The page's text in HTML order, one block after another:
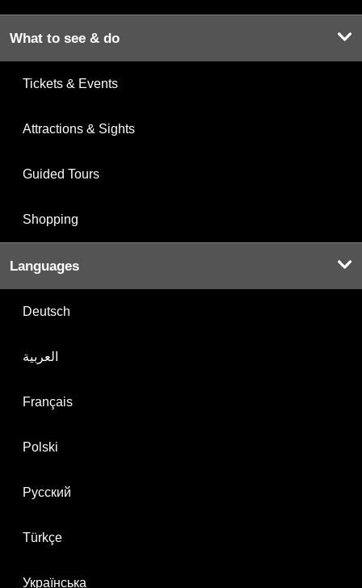
What to see & do
Tickets & Events
Attractions & Sights
Guided Tours
Shopping
Languages
Deutsch
العربية
Français
Polski
Русский
Türkçe
Українська